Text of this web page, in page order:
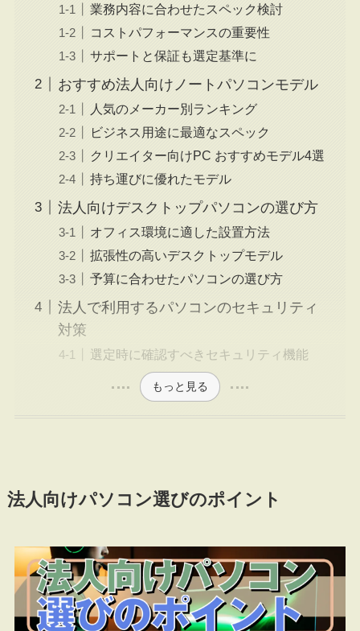
業務内容に合わせたスペック検討
コストパフォーマンスの重要性
サポートと保証も選定基準に
おすすめ法人向けノートパソコンモデル
人気のメーカー別ランキング
ビジネス用途に最適なスペック
クリエイター向けPC おすすめモデル4選
持ち運びに優れたモデル
法人向けデスクトップパソコンの選び方
オフィス環境に適した設置方法
拡張性の高いデスクトップモデル
予算に合わせたパソコンの選び方
法人で利用するパソコンのセキュリティ
対策
選定時に確認すべきセキュリティ機能
もっと見る
法人向けパソコン選びのポイント